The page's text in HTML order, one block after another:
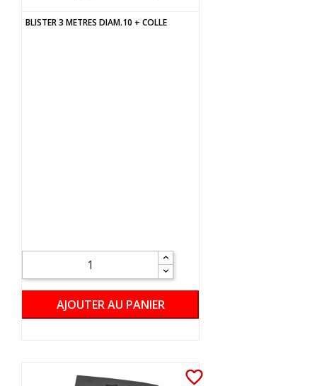
BLISTER 3 METRES DIAM.10 + COLLE
AJOUTER AU PANIER
favorite_border